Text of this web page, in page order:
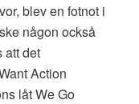
blev en fotnot i
någon också
att det
Action
låt We Go